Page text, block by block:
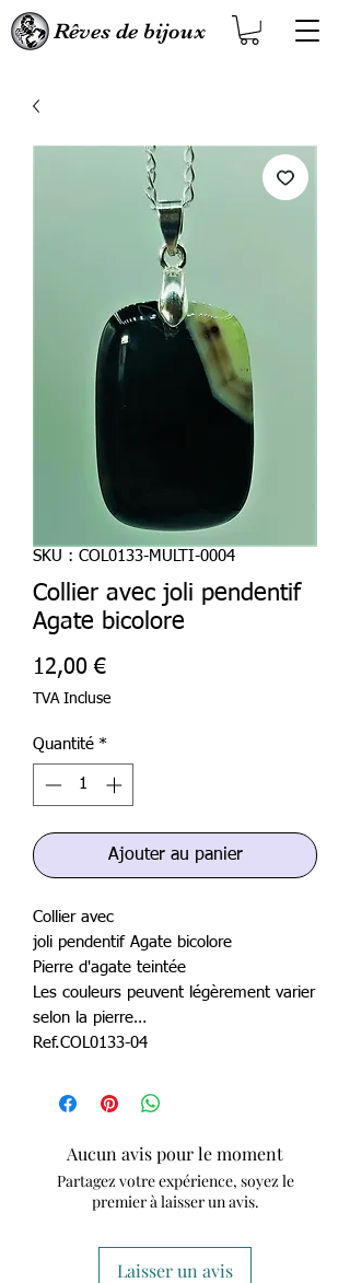
Rêves de bijoux
SKU : COL0133-MULTI-0004
Collier avec joli pendentif
Agate bicolore
12,00 €Prix
TVA Incluse
Quantité *
Ajouter au panier
Collier avec
joli pendentif Agate bicolore
Pierre d'agate teintée
Les couleurs peuvent légèrement varier
selon la pierre…
Ref.COL0133-04
Aucun avis pour le moment
Partagez votre expérience, soyez le
premier à laisser un avis.
Laisser un avis